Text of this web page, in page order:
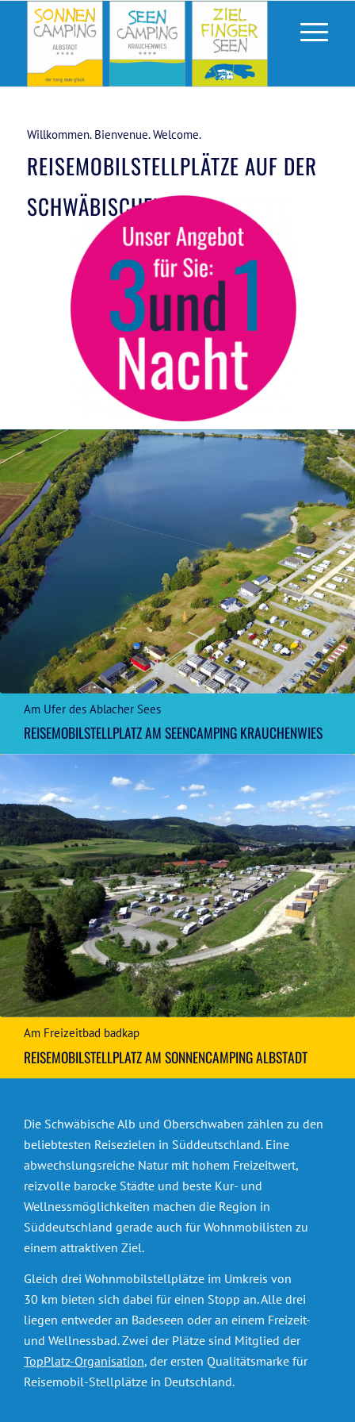
Willkommen. Bienvenue. Welcome.
REISEMOBILSTELLPLÄTZE AUF DER
SCHWÄBISCHEN ALB
Am Ufer des Ablacher Sees
REISEMOBILSTELLPLATZ AM SEENCAMPING KRAUCHENWIES
Am Freizeitbad badkap
REISEMOBILSTELLPLATZ AM SONNENCAMPING ALBSTADT
Die Schwäbische Alb und Oberschwaben zählen zu den
beliebtesten Reisezielen in Süddeutschland. Eine
abwechslungsreiche Natur mit hohem Freizeitwert,
reizvolle barocke Städte und beste Kur- und
Wellnessmöglichkeiten machen die Region in
Süddeutschland gerade auch für Wohnmobilisten zu
einem attraktiven Ziel.
Gleich drei Wohnmobilstellplätze im Umkreis von
30 km bieten sich dabei für einen Stopp an. Alle drei
liegen entweder an Badeseen oder an einem Freizeit-
und Wellnessbad. Zwei der Plätze sind Mitglied der
TopPlatz-Organisation, der ersten Qualitätsmarke für
Reisemobil-Stellplätze in Deutschland.